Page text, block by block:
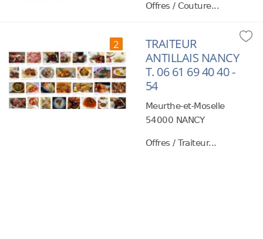
Offres / Couture...
2
TRAITEUR
ANTILLAIS NANCY
T. 06 61 69 40 40 -
54
Meurthe-et-Moselle
54000 NANCY
Offres / Traiteur...